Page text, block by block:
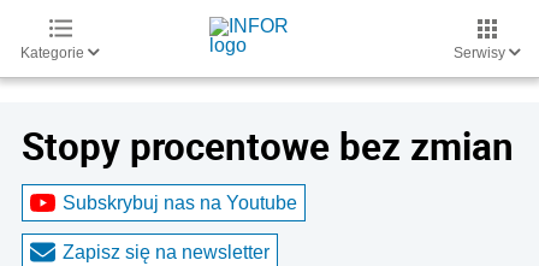
Kategorie Serwisy
Stopy procentowe bez zmian
Subskrybuj nas na Youtube
Zapisz się na newsletter